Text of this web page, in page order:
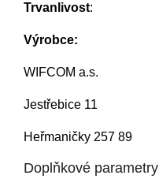
Trvanlivost:
Výrobce:
WIFCOM a.s.
Jestřebice 11
Heřmaničky 257 89
Doplňkové parametry